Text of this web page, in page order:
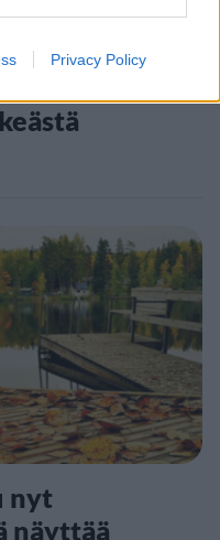
Privacy Policy
nyt
näyttää